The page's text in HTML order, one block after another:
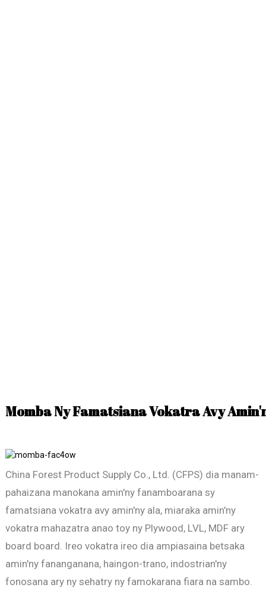
Momba Ny Famatsiana Vokatra Avy
China Forest Product Supply Co., Ltd. (CFPS) dia manam-
pahaizana manokana amin'ny fanamboarana sy
famatsiana vokatra avy amin'ny ala, miaraka amin'ny
vokatra mahazatra anao toy ny Plywood, LVL, MDF ary
board board. Ireo vokatra ireo dia ampiasaina betsaka
amin'ny fananganana, haingon-trano, indostrian'ny
fonosana ary ny sehatry ny famokarana fiara na sambo.